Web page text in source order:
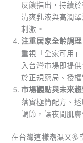
反饋指出，持續
清爽乳液與高潤
刺激。
注重居家全齡調
重視「全家可用
入台灣市場即提
於正規藥局、授
市場觀點與未來
落實極簡配方、
調節，讓夜間肌
在台灣這樣潮濕又多